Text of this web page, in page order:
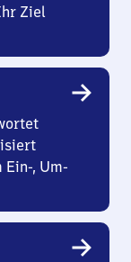
Ziel
Ein-, Um-